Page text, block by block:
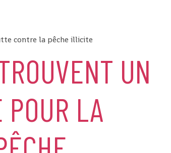
contre la pêche illicite
UN
POUR LA